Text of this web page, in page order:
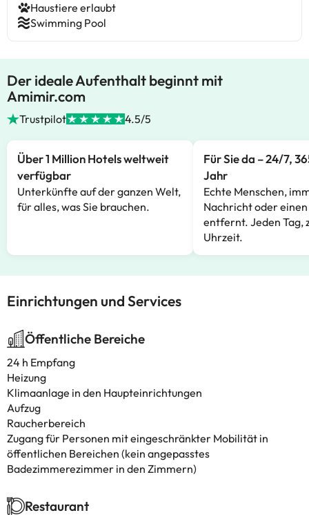
Haustiere erlaubt
Swimming Pool
Der ideale Aufenthalt beginnt mit
Amimir.com
Trustpilot 4.5/5
Über 1 Million Hotels weltweit
verfügbar
Unterkünfte auf der ganzen Welt,
für alles, was Sie brauchen.
Für Sie da – 24/7,
Jahr
Echte Menschen,
Nachricht oder
entfernt. Jeden Tag,
Uhrzeit.
Einrichtungen und Services
Öffentliche Bereiche
24 h Empfang
Heizung
Klimaanlage in den Haupteinrichtungen
Aufzug
Raucherbereich
Zugang für Personen mit eingeschränkter Mobilität in
öffentlichen Bereichen (kein angepasstes
Badezimmerezimmer in den Zimmern)
Restaurant